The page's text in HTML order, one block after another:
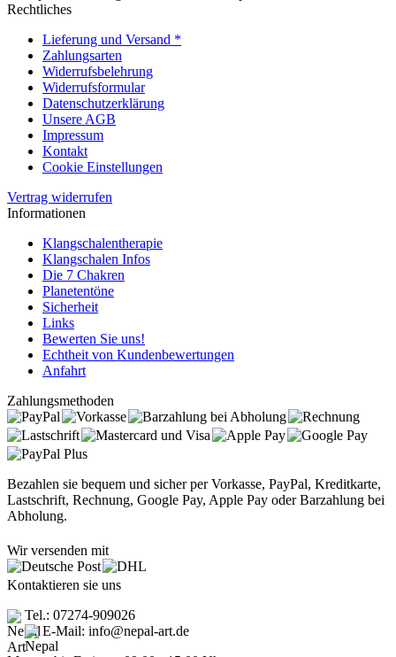
Rechtliches
Lieferung und Versand *
Zahlungsarten
Widerrufsbelehrung
Widerrufsformular
Datenschutzerklärung
Unsere AGB
Impressum
Kontakt
Cookie Einstellungen
Vertrag widerrufen
Informationen
Klangschalentherapie
Klangschalen Infos
Die 7 Chakren
Planetentöne
Sicherheit
Links
Bewerten Sie uns!
Echtheit von Kundenbewertungen
Anfahrt
Zahlungsmethoden
Bezahlen sie bequem und sicher per Vorkasse, PayPal, Kreditkarte,
Lastschrift, Rechnung, Google Pay, Apple Pay oder Barzahlung bei
Abholung.
Wir versenden mit
Kontaktieren sie uns
Tel.: 07274-909026
E-Mail: info@nepal-art.de